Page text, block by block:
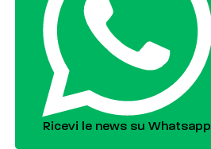
Ricevi le news su Whatsapp